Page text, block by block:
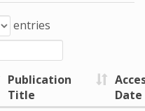
entries
Publication
Title
Date